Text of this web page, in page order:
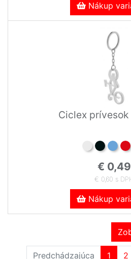
Nákup
Ciclex
€ 0,49
€ 0,60 s
Nákup
Predchádzajúca 1 2